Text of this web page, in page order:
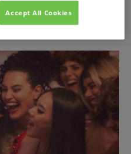
és véradásszervező partnere, a
Accept All Cookies